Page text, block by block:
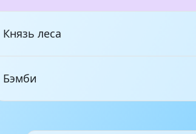
Князь леса
Бэмби